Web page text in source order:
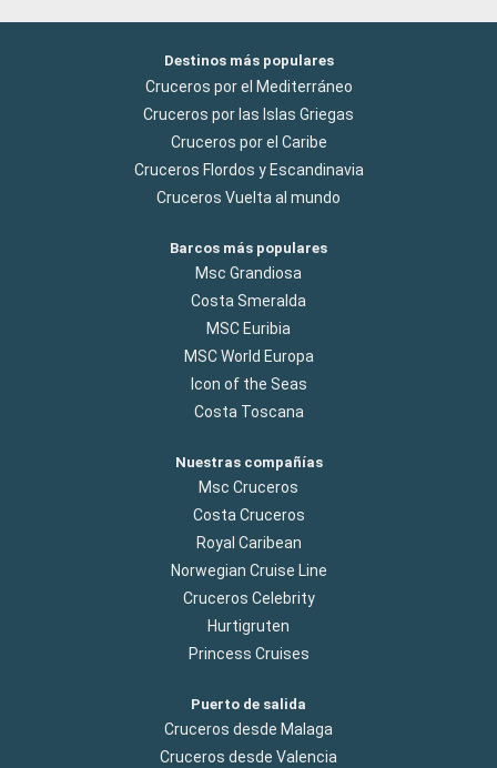
Destinos más populares
Cruceros por el Mediterráneo
Cruceros por las Islas Griegas
Cruceros por el Caribe
Cruceros Flordos y Escandinavia
Cruceros Vuelta al mundo
Barcos más populares
Msc Grandiosa
Costa Smeralda
MSC Euribia
MSC World Europa
Icon of the Seas
Costa Toscana
Nuestras compañías
Msc Cruceros
Costa Cruceros
Royal Caribean
Norwegian Cruise Line
Cruceros Celebrity
Hurtigruten
Princess Cruises
Puerto de salida
Cruceros desde Malaga
Cruceros desde Valencia